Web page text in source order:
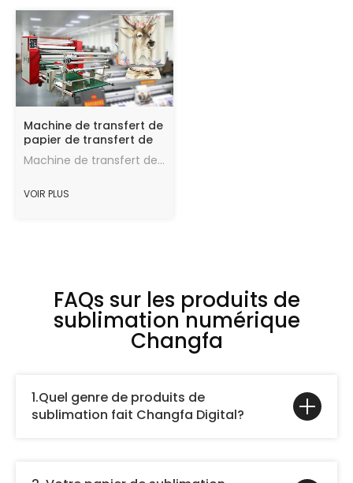
Machine de transfert de
papier de transfert de
chaleur
Machine de transfert de papier de sublimation textile à haute vitesse (JM-200) pour tissu de polyester.
VOIR PLUS
FAQs sur les produits de
sublimation numérique
Changfa
1.Quel genre de produits de
sublimation fait Changfa Digital?